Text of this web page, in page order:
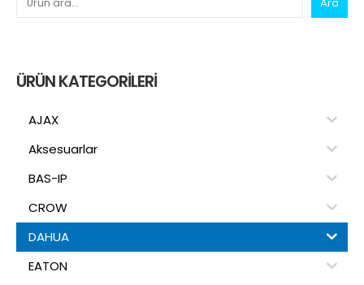
ÜRÜN KATEGORILERI
AJAX
Aksesuarlar
BAS-IP
CROW
DAHUA
EATON